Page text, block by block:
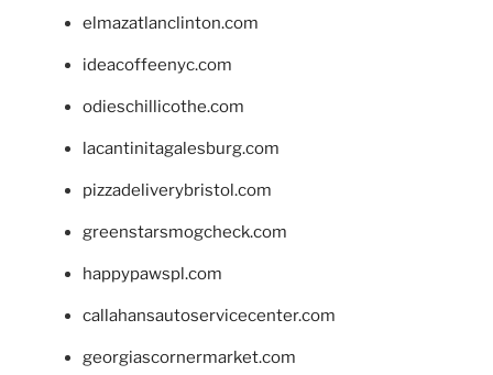
elmazatlanclinton.com
ideacoffeenyc.com
odieschillicothe.com
lacantinitagalesburg.com
pizzadeliverybristol.com
greenstarsmogcheck.com
happypawspl.com
callahansautoservicecenter.com
georgiascornermarket.com